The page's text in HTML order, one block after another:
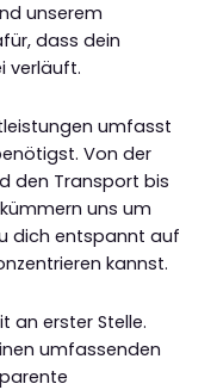
unserem
dass dein
verläuft.
umfasst
Von der
den Transport bis
uns um
dich entspannt auf
kannst.
an erster Stelle.
umfassenden